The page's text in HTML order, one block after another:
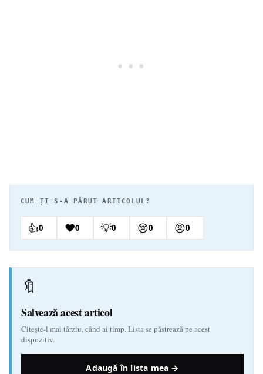
CUM ȚI S-A PĂRUT ARTICOLUL?
👍0 ❤️0 💡0 😢0 😠0
🔖
Salvează acest articol
Citește-l mai târziu, când ai timp. Lista se păstrează pe acest
dispozitiv.
Adaugă în lista mea →